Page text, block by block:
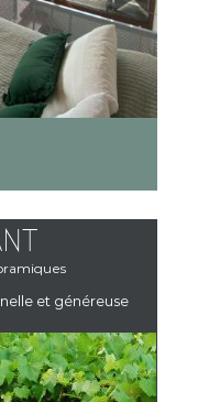
et généreuse